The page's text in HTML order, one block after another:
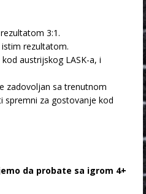
3:1.
rezultatom.
austrijskog LASK-a, i
zadovoljan sa trenutnom
spremni za gostovanje kod
da probate sa igrom 4+